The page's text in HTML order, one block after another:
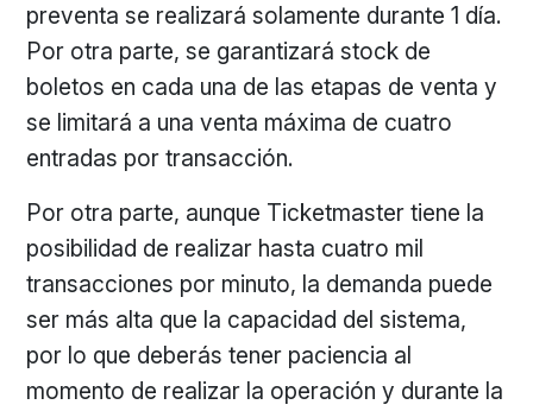
preventa se realizará solamente durante 1 día.
Por otra parte, se garantizará stock de
boletos en cada una de las etapas de venta y
se limitará a una venta máxima de cuatro
entradas por transacción.
Por otra parte, aunque Ticketmaster tiene la
posibilidad de realizar hasta cuatro mil
transacciones por minuto, la demanda puede
ser más alta que la capacidad del sistema,
por lo que deberás tener paciencia al
momento de realizar la operación y durante la